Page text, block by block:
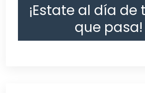
¡Estate al día de
que pasa!